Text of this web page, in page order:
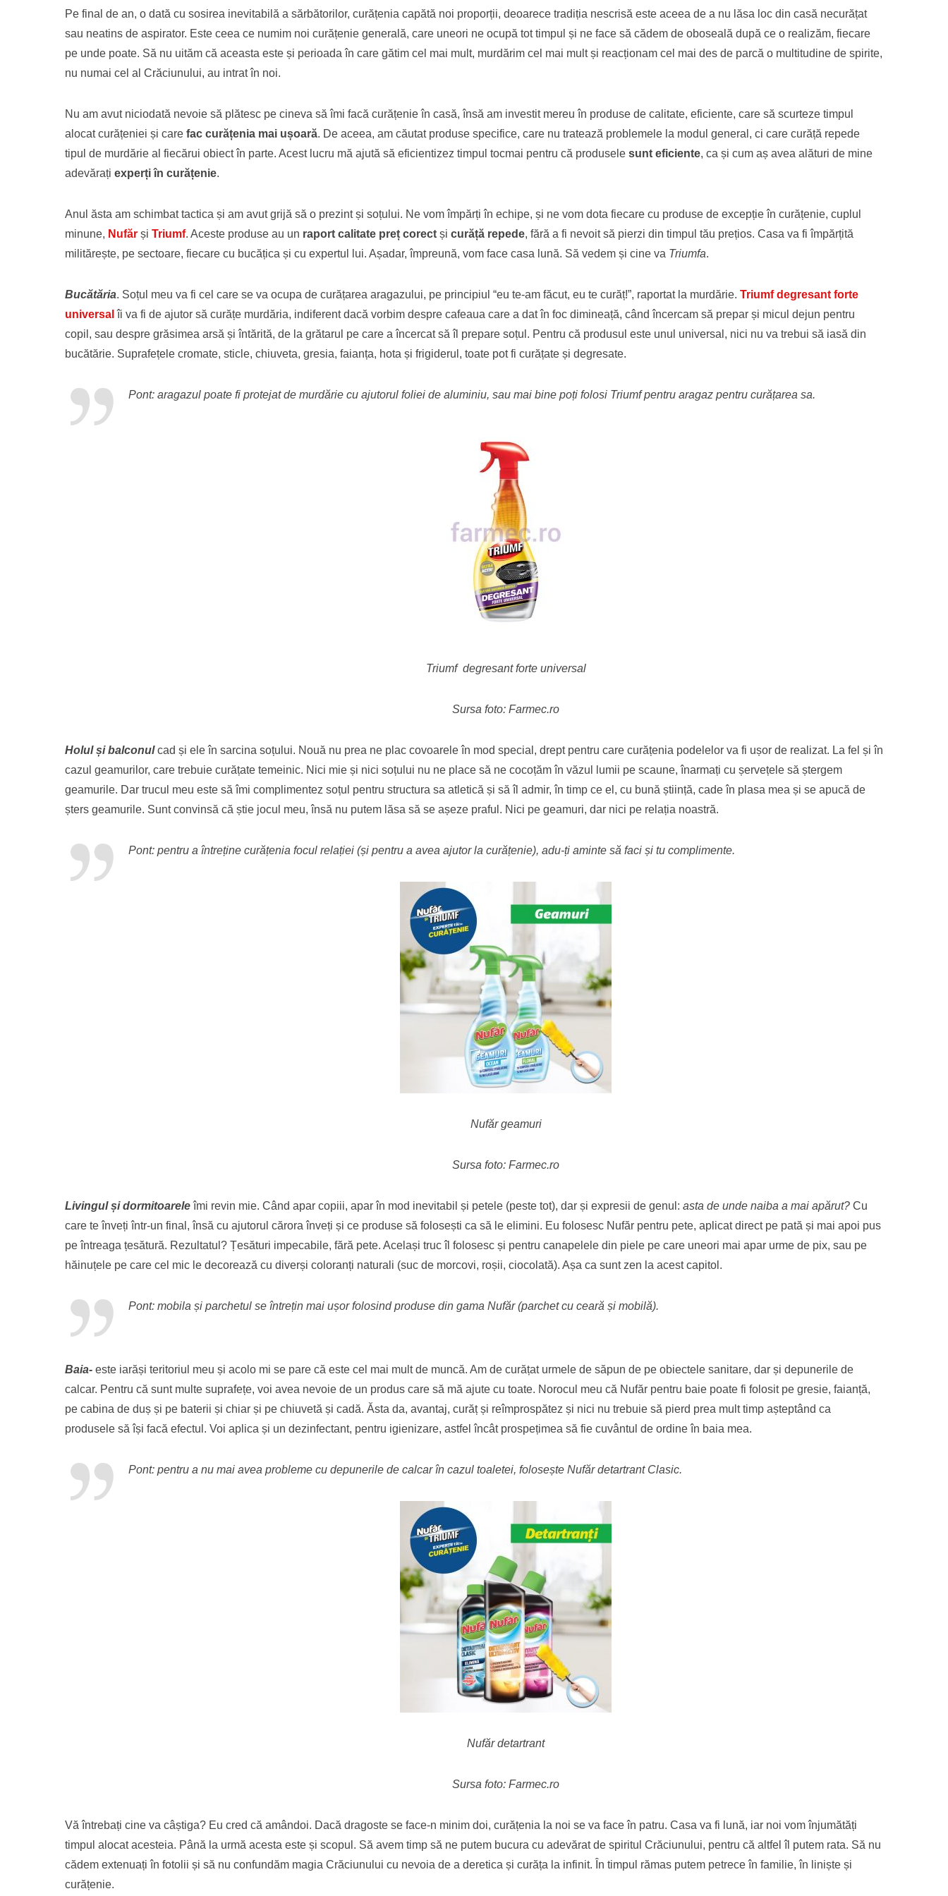
Pe final de an, o dată cu sosirea inevitabilă a sărbătorilor, curățenia capătă noi proporții, deoarece tradiția nescrisă este aceea de a nu lăsa loc din casă necurățat
sau neatins de aspirator. Este ceea ce numim noi curățenie generală, care uneori ne ocupă tot timpul și ne face să cădem de oboseală după ce o realizăm, fiecare
pe unde poate. Să nu uităm că aceasta este și perioada în care gătim cel mai mult, murdărim cel mai mult și reacționam cel mai des de parcă o multitudine de spirite,
nu numai cel al Crăciunului, au intrat în noi.
Nu am avut niciodată nevoie să plătesc pe cineva să îmi facă curățenie în casă, însă am investit mereu în produse de calitate, eficiente, care să scurteze timpul
alocat curățeniei și care fac curățenia mai ușoară. De aceea, am căutat produse specifice, care nu tratează problemele la modul general, ci care curăță repede
tipul de murdărie al fiecărui obiect în parte. Acest lucru mă ajută să eficientizez timpul tocmai pentru că produsele sunt eficiente, ca și cum aș avea alături de mine
adevărați experți în curățenie.
Anul ăsta am schimbat tactica și am avut grijă să o prezint și soțului. Ne vom împărți în echipe, și ne vom dota fiecare cu produse de excepție în curățenie, cuplul
minune, Nufăr și Triumf. Aceste produse au un raport calitate preț corect și curăță repede, fără a fi nevoit să pierzi din timpul tău prețios. Casa va fi împărțită
militărește, pe sectoare, fiecare cu bucățica și cu expertul lui. Așadar, împreună, vom face casa lună. Să vedem și cine va Triumfa.
Bucătăria. Soțul meu va fi cel care se va ocupa de curățarea aragazului, pe principiul “eu te-am făcut, eu te curăț!”, raportat la murdărie. Triumf degresant forte
universal îi va fi de ajutor să curățe murdăria, indiferent dacă vorbim despre cafeaua care a dat în foc dimineață, când încercam să prepar și micul dejun pentru
copil, sau despre grăsimea arsă și întărită, de la grătarul pe care a încercat să îl prepare soțul. Pentru că produsul este unul universal, nici nu va trebui să iasă din
bucătărie. Suprafețele cromate, sticle, chiuveta, gresia, faianța, hota și frigiderul, toate pot fi curățate și degresate.
Pont: aragazul poate fi protejat de murdărie cu ajutorul foliei de aluminiu, sau mai bine poți folosi Triumf pentru aragaz pentru curățarea sa.
Triumf degresant forte universal
Sursa foto: Farmec.ro
Holul și balconulcad și ele în sarcina soțului. Nouă nu prea ne plac covoarele în mod special, drept pentru care curățenia podelelor va fi ușor de realizat. La fel și în
cazul geamurilor, care trebuie curățate temeinic. Nici mie și nici soțului nu ne place să ne cocoțăm în văzul lumii pe scaune, înarmați cu șervețele să ștergem
geamurile. Dar trucul meu este să îmi complimentez soțul pentru structura sa atletică și să îl admir, în timp ce el, cu bună știință, cade în plasa mea și se apucă de
șters geamurile. Sunt convinsă că știe jocul meu, însă nu putem lăsa să se așeze praful. Nici pe geamuri, dar nici pe relația noastră.
Pont: pentru a întreține curățenia focul relației (și pentru a avea ajutor la curățenie), adu-ți aminte să faci și tu complimente.
Nufăr geamuri
Sursa foto: Farmec.ro
Livingul și dormitoareleîmi revin mie. Când apar copiii, apar în mod inevitabil și petele (peste tot), dar și expresii de genul: asta de unde naiba a mai apărut? Cu
care te înveți într-un final, însă cu ajutorul cărora înveți și ce produse să folosești ca să le elimini. Eu folosesc Nufăr pentru pete, aplicat direct pe pată și mai apoi pus
pe întreaga țesătură. Rezultatul? Țesături impecabile, fără pete. Același truc îl folosesc și pentru canapelele din piele pe care uneori mai apar urme de pix, sau pe
hăinuțele pe care cel mic le decorează cu diverși coloranți naturali (suc de morcovi, roșii, ciocolată). Așa ca sunt zen la acest capitol.
Pont: mobila și parchetul se întrețin mai ușor folosind produse din gama Nufăr (parchet cu ceară și mobilă).
Baia- este iarăși teritoriul meu și acolo mi se pare că este cel mai mult de muncă. Am de curățat urmele de săpun de pe obiectele sanitare, dar și depunerile de
calcar. Pentru că sunt multe suprafețe, voi avea nevoie de un produs care să mă ajute cu toate. Norocul meu că Nufăr pentru baie poate fi folosit pe gresie, faianță,
pe cabina de duș și pe baterii și chiar și pe chiuvetă și cadă. Ăsta da, avantaj, curăț și reîmprospătez și nici nu trebuie să pierd prea mult timp așteptând ca
produsele să își facă efectul. Voi aplica și un dezinfectant, pentru igienizare, astfel încât prospețimea să fie cuvântul de ordine în baia mea.
Pont: pentru a nu mai avea probleme cu depunerile de calcar în cazul toaletei, folosește Nufăr detartrant Clasic.
Nufăr detartrant
Sursa foto: Farmec.ro
Vă întrebați cine va câștiga? Eu cred că amândoi. Dacă dragoste se face-n minim doi, curățenia la noi se va face în patru. Casa va fi lună, iar noi vom înjumătăți
timpul alocat acesteia. Până la urmă acesta este și scopul. Să avem timp să ne putem bucura cu adevărat de spiritul Crăciunului, pentru că altfel îl putem rata. Să nu
cădem extenuați în fotolii și să nu confundăm magia Crăciunului cu nevoia de a deretica și curăța la infinit. În timpul rămas putem petrece în familie, în liniște și
curățenie.